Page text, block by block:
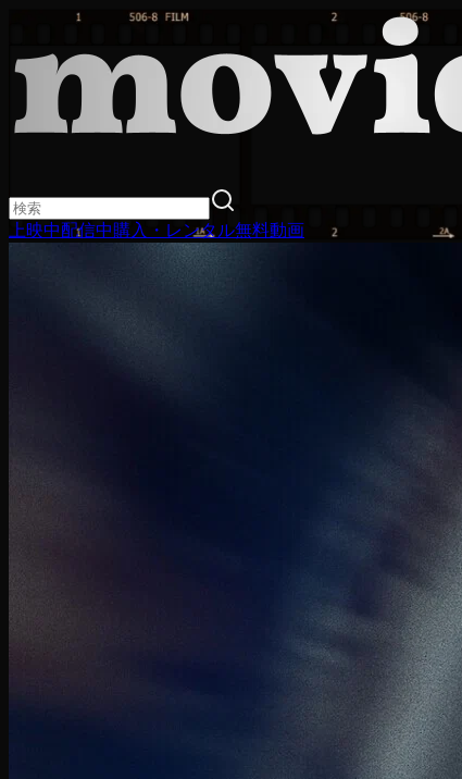
上映中配信中購入・レンタル無料動画